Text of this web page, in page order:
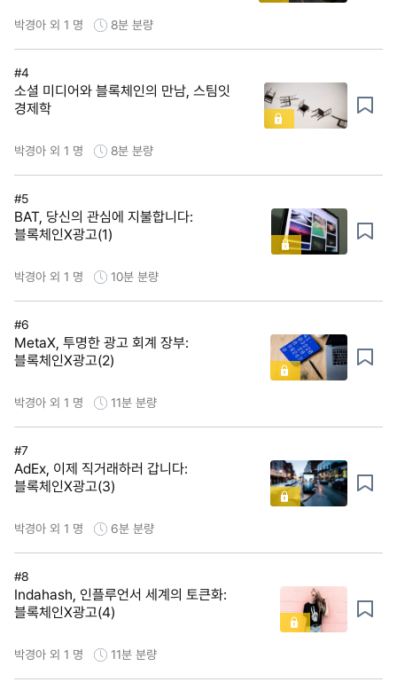
박경아 외 1 명 8분 분량
#4
소셜 미디어와 블록체인의 만남, 스팀잇
경제학
박경아 외 1 명 8분 분량
#5
BAT, 당신의 관심에 지불합니다:
블록체인X광고(1)
박경아 외 1 명 10분 분량
#6
MetaX, 투명한 광고 회계 장부:
블록체인X광고(2)
박경아 외 1 명 11분 분량
#7
AdEx, 이제 직거래하러 갑니다:
블록체인X광고(3)
박경아 외 1 명 6분 분량
#8
Indahash, 인플루언서 세계의 토큰화:
블록체인X광고(4)
박경아 외 1 명 11분 분량